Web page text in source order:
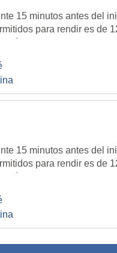
15 minutos antes del
para rendir es de
SEDE
15 minutos antes del
para rendir es de
SEDE